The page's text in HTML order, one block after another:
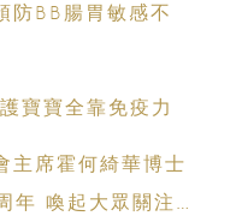
防BB腸胃敏感不
寶寶全靠免疫力
主席霍何綺華博士
年 喚起大眾關注